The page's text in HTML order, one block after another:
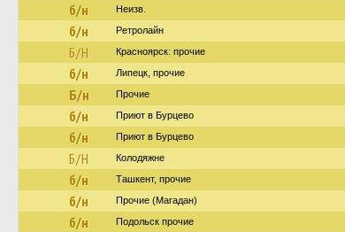
б/н Неизв.
б/н Ретролайн
Б/Н Красноярск: прочие
б/н Липецк, прочие
Б/н Прочие
б/н Приют в Бурцево
б/н Приют в Бурцево
Б/Н Колодяжне
б/н Ташкент, прочие
б/н Прочие (Магадан)
б/н Подольск прочие